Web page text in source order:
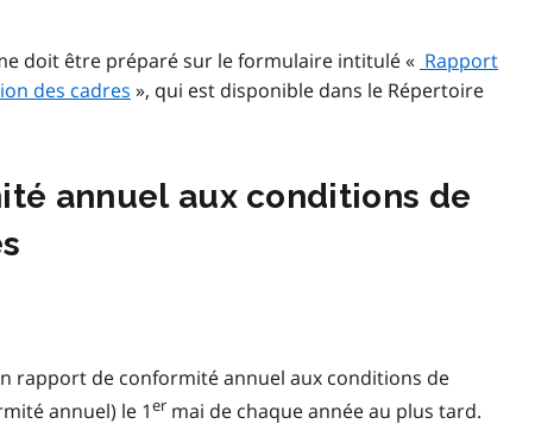
doit être préparé sur le formulaire intitulé « Rapport
des cadres », qui est disponible dans le Répertoire
annuel aux conditions de
rapport de conformité annuel aux conditions de
annuel) le 1er mai de chaque année au plus tard.